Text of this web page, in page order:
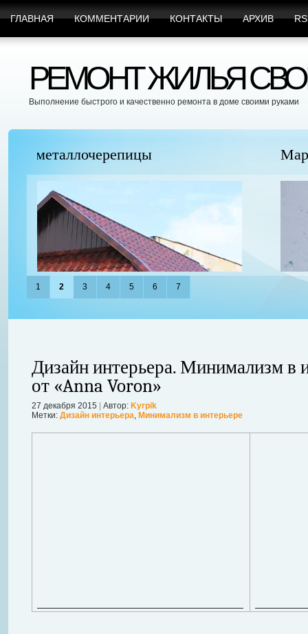
ГЛАВНАЯ КОММЕНТАРИИ КОНТАКТЫ АРХИВ
РЕМОНТ ЖИЛЬЯ
Выполнение быстрого и качественно ремонта в доме своими руками
Марафет Поможет с Любыми Видами
1 2 3 4 5 6 7
Дизайн интерьера. Минимализм в
от «Anna Voron»
27 декабря 2015 Автор: Kyrpik
Метки: Дизайн интерьера, Минимализм в интерьере